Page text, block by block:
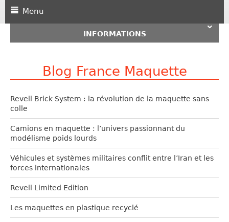
Menu
INFORMATIONS
Blog France Maquette
Revell Brick System : la révolution de la maquette sans
colle
Camions en maquette : l’univers passionnant du
modélisme poids lourds
Véhicules et systèmes militaires conflit entre l’Iran et les
forces internationales
Revell Limited Edition
Les maquettes en plastique recyclé